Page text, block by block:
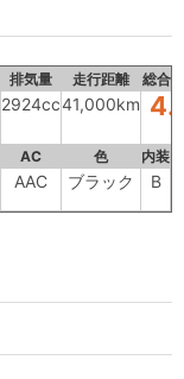
排気量 走行距離 総合
2924cc41,000km
AC 色 内装
AAC ブラック B